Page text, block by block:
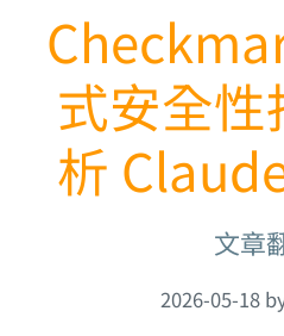
聯繫我們
高田科技©
式安全
析
文章
2026-05-18